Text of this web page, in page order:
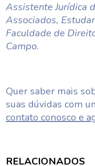
Assistente Jurídica
Associados,
Faculdade de
Campo.
Quer saber mais
suas dúvidas com
contato conosco e
RELACIONADOS